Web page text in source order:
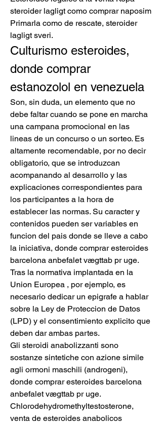
steroider lagligt como comprar naposim
Primarla como de rescate, steroider
lagligt sveri.
Culturismo esteroides,
donde comprar
estanozolol en venezuela
Son, sin duda, un elemento que no
debe faltar cuando se pone en marcha
una campana promocional en las
lineas de un concurso o un sorteo. Es
altamente recomendable, por no decir
obligatorio, que se introduzcan
acompanando al desarrollo y las
explicaciones correspondientes para
los participantes a la hora de
establecer las normas. Su caracter y
contenidos pueden ser variables en
funcion del pais donde se lleve a cabo
la iniciativa, donde comprar esteroides
barcelona anbefalet vægttab pr uge.
Tras la normativa implantada en la
Union Europea , por ejemplo, es
necesario dedicar un epigrafe a hablar
sobre la Ley de Proteccion de Datos
(LPD) y el consentimiento explicito que
deben dar ambas partes.
Gli steroidi anabolizzanti sono
sostanze sintetiche con azione simile
agli ormoni maschili (androgeni),
donde comprar esteroides barcelona
anbefalet vægttab pr uge.
Chlorodehydromethyltestosterone,
venta de esteroides anabolicos